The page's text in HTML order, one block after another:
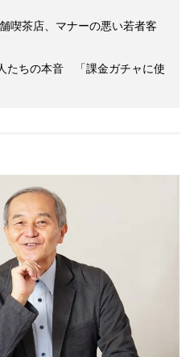
喫茶店、マナーの悪い若者客
たちの本音 「課金ガチャに使